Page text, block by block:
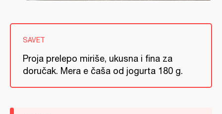
SAVET
Proja prelepo miriše, ukusna i fina za
doručak. Mera e čaša od jogurta 180 g.